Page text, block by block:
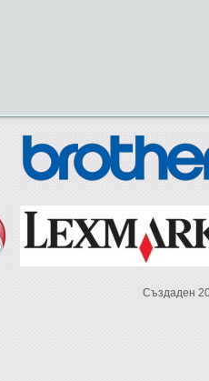
Създаден